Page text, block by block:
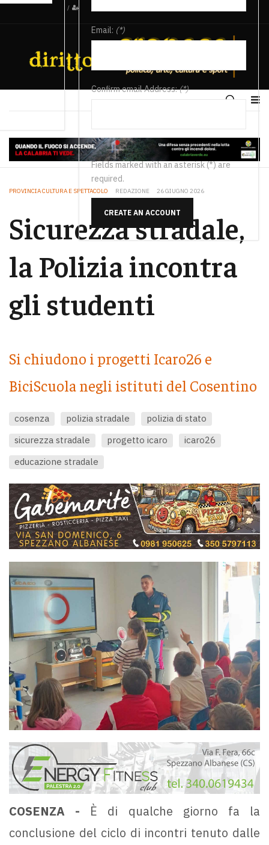
/
Email: (*)
Confirm email Address:(*)
Fields marked with an asterisk (*) are
required.
CREATE AN ACCOUNT
PROVINCIA CULTURA E SPETTACOLO REDAZIONE 26 GIUGNO 2026
Sicurezza stradale,
la Polizia incontra
gli studenti
Si chiudono i progetti Icaro26 e
BiciScuola negli istituti del Cosentino
cosenza polizia stradale
polizia di stato
sicurezza stradale
progetto icaro
icaro26
educazione stradale
COSENZA - È di qualche giorno fa la
conclusione del ciclo di incontri tenuto dalle